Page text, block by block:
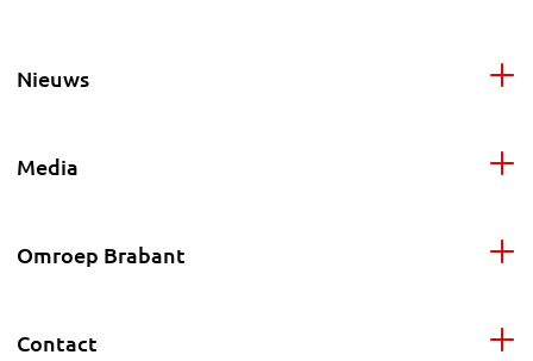
Nieuws
Media
Omroep Brabant
Contact